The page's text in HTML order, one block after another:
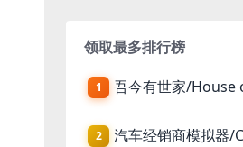
领取最多排行榜
1 吾今有世家/House
2 汽车经销商模拟器/